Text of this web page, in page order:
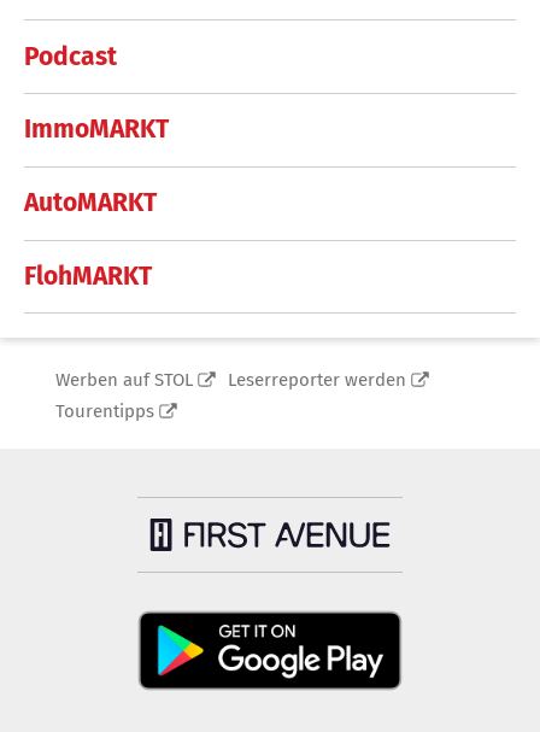
Podcast
ImmoMARKT
AutoMARKT
FlohMARKT
Werben auf STOL
Leserreporter werden
Tourentipps